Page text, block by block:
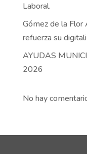
Laboral.
Gómez de la Flor
refuerza su
AYUDAS
2026
No hay